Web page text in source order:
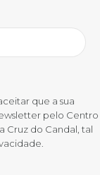
que a sua
pelo Centro
Cruz do Candal, tal